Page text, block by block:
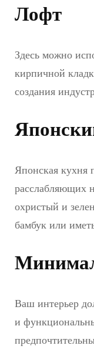
Лофт
Здесь можно
кирпичной
создания
Японская кухня
расслабляющих
охристый и
бамбук или
Ваш интерьер
и